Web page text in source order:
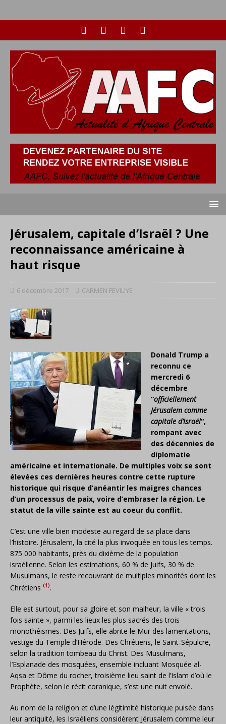
Jérusalem, capitale d’Israël ? Une
reconnaissance américaine à
haut risque
6 décembre 2017 CARMEN FEVILIYE
Donald Trump a
reconnu ce
mercredi 6
décembre
“officiellement
Jérusalem comme
capitale d’Israël“,
rompant avec
des décennies de
diplomatie
américaine et internationale. De multiples voix se sont
élevées ces dernières heures contre cette rupture
historique qui risque d’anéantir les maigres chances
d’un processus de paix, voire d’embraser la région. Le
statut de la ville sainte est au coeur du conflit.
C’est une ville bien modeste au regard de sa place dans
l’histoire. Jérusalem, la cité la plus invoquée en tous les temps.
875 000 habitants, près du dixième de la population
israélienne. Selon les estimations, 60 % de Juifs, 30 % de
Musulmans, le reste recouvrant de multiples minorités dont les
Chrétiens (1).
Elle est surtout, pour sa gloire et son malheur, la ville « trois
fois sainte », parmi les lieux les plus sacrés des trois
monothéismes. Des Juifs, elle abrite le Mur des lamentations,
vestige du Temple d’Hérode. Des Chrétiens, le Saint-Sépulcre,
selon la tradition tombeau du Christ. Des Musulmans,
l’Esplanade des mosquées, ensemble incluant Mosquée al-
Aqsa et Dôme du rocher, troisième lieu saint de l’Islam d’où le
Prophète, selon le récit coranique, s’est une nuit envolé.
Au nom de la religion et d’une légitimité historique puisée dans
leur antiquité, les Israéliens considèrent Jérusalem comme leur